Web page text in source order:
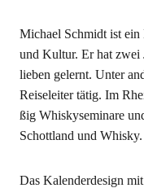
Micha­el Schmidt ist ein
und Kul­tur. Er hat zwei
lie­ben gelernt. Unter
Rei­se­lei­ter tätig. Im
ßig Whis­ky­se­mi­na­re
Schott­land und Whisky.
Das Kalen­der­de­sign